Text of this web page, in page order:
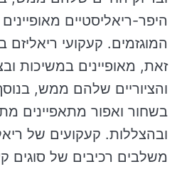
היפר-ריאליסטיים
המוגזמים. קעקועי ריאליזם
זאת, מאופיינים במשיכות
והציוריים שלהם ממש,
בשחור ואפור מתאפיינים
ובהצללות. קעקועים של
משלבים רכיבים של סוגים